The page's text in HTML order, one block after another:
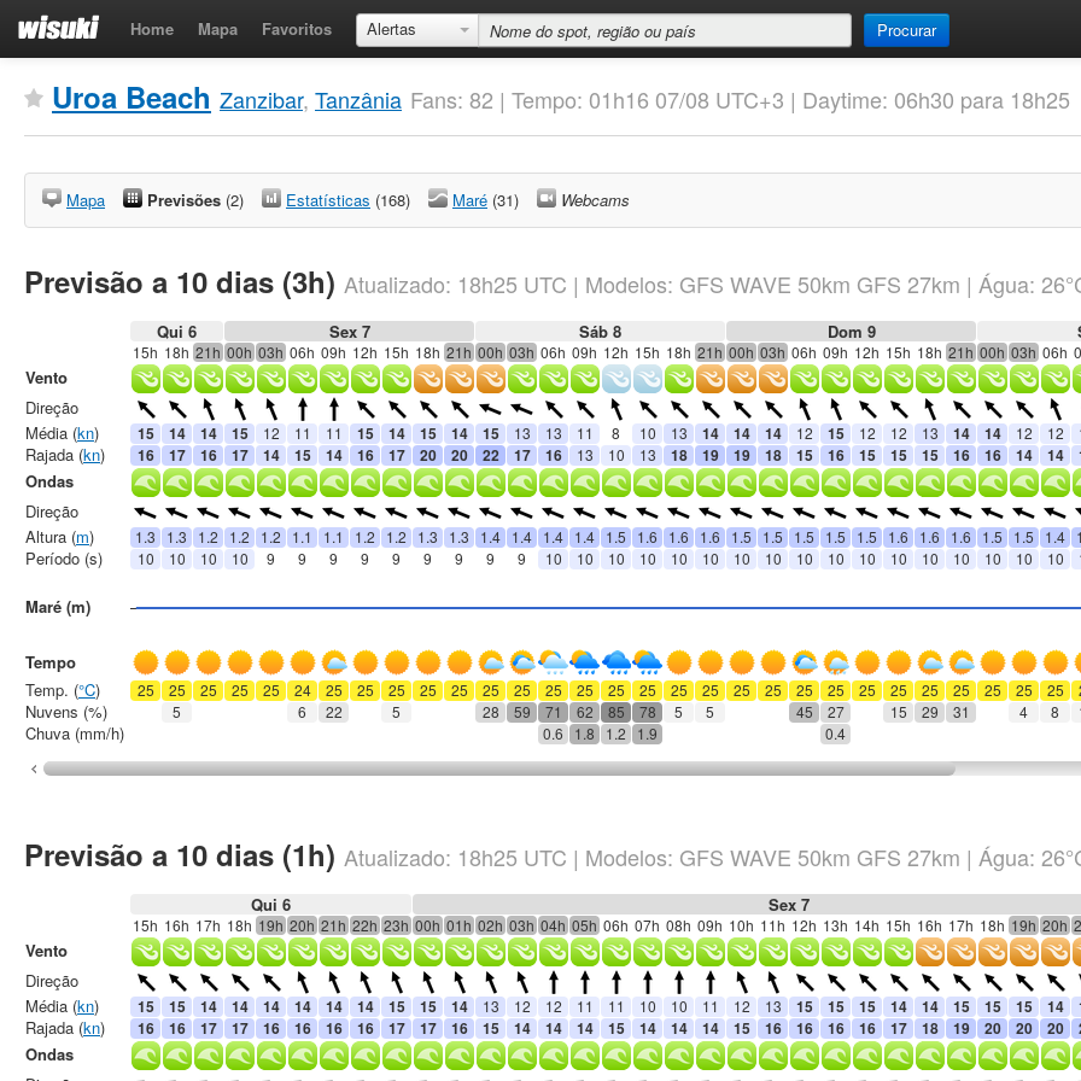
Home Mapa Favoritos Alertas Procurar
Uroa Beach Zanzibar, Tanzânia Fans: 82 | Tempo: 01h16 07/08 UTC+3 | Daytime: 06h30 para 18h25
Mapa Previsões (2) Estatísticas (168) Maré (31) Webcams
Previsão a 10 dias (3h) Atualizado: 18h25 UTC | Modelos: GFS WAVE 50km GFS 27km | Água:
Qui 6 Sex 7 Sáb 8 Dom 9
15h 18h 21h 00h 03h 06h 09h 12h 15h 18h 21h 00h 03h 06h 09h 12h 15h 18h 21h 00h 03h 06h 09h 12h 15h 18h 21h 00h 03h 06h
15 14 14 15 12 11 11 15 14 15 14 15 13 13 11 8 10 13 14 14 14 12 15 12 12 13 14 14 12 12
16 17 16 17 14 15 14 16 17 20 20 22 17 16 13 10 13 18 19 19 18 15 16 15 15 15 16 16 14 14
1.3 1.3 1.2 1.2 1.2 1.1 1.1 1.2 1.2 1.3 1.3 1.4 1.4 1.4 1.4 1.5 1.6 1.6 1.6 1.5 1.5 1.5 1.5 1.5 1.6 1.6 1.6 1.5 1.5 1.4
10
10 10 10 9 9 9 9 9 9 9 9 9 10 10 10 10 10 10 10 10 10 10 10 10 10 10 10 10 10
25 25 25 25 25 24 25 25 25 25 25 25 25 25 25 25 25 25 25 25 25 25 25 25 25 25 25 25 25 25
5
6 22 5 28 59 71 62 85 78 5 5 45 27 15 29 31 4 8
0.6
1.8 1.2 1.9 0.4
Vento
Direção
Média (kn)
Rajada (kn)
Ondas
Direção
Altura (m)
Período (s)
Maré (m)
Tempo
Temp. (°C)
Nuvens (%)
Chuva (mm/h)
Previsão a 10 dias (1h) Atualizado: 18h25 UTC | Modelos: GFS WAVE 50km GFS 27km | Água:
Qui 6 Sex 7
15h 16h 17h 18h 19h 20h 21h 22h 23h 00h 01h 02h 03h 04h 05h 06h 07h 08h 09h 10h 11h 12h 13h 14h 15h 16h 17h 18h 19h 20h
15 15 14 14 14 14 14 14 15 15 14 13 12 12 11 11 10 10 11 12 13 15 15 15 14 14 15 15 15 14
16 16 17 17 16 16 16 16 17 17 16 15 14 14 14 15 14 14 14 15 16 16 16 16 17 18 19 20 20 20
Vento
Direção
Média (kn)
Rajada (kn)
Ondas